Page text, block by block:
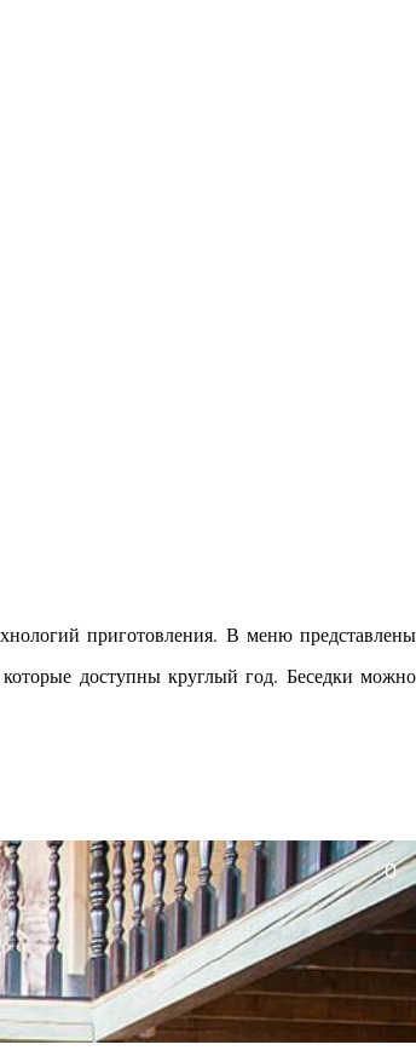
приготовления. В меню представлены
доступны круглый год. Беседки можно
0